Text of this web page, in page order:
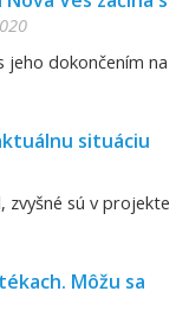
jeho dokončením na
situáciu
zvyšné sú v projekte
Môžu sa